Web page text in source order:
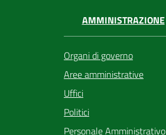
AMMINISTRAZIONE
Organi di governo
Aree amministrative
Uffici
Politici
Personale Amministrativo